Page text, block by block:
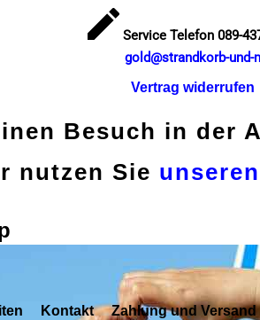
Service Telefon 089-
gold@strandkorb-und-
Vertrag widerrufen
Besuch in der
nutzen Sie
Kontakt Zahlung und Versand